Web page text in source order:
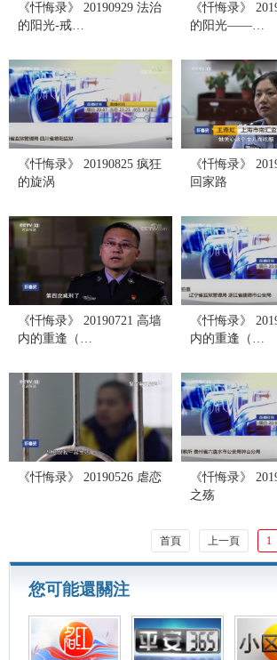
《忏悔录》 20190929 法治
的阳光-戒…
《忏悔录》
的阳光——…
《忏悔录》 20190825 疯狂
的旋涡
《忏悔录》
回家路
《忏悔录》 20190721 高墙
内的重逢（…
《忏悔录》
内的重逢（…
《忏悔录》 20190526 虐恋
《忏悔录》
之殇
首頁 上一頁 1
您可能還關注